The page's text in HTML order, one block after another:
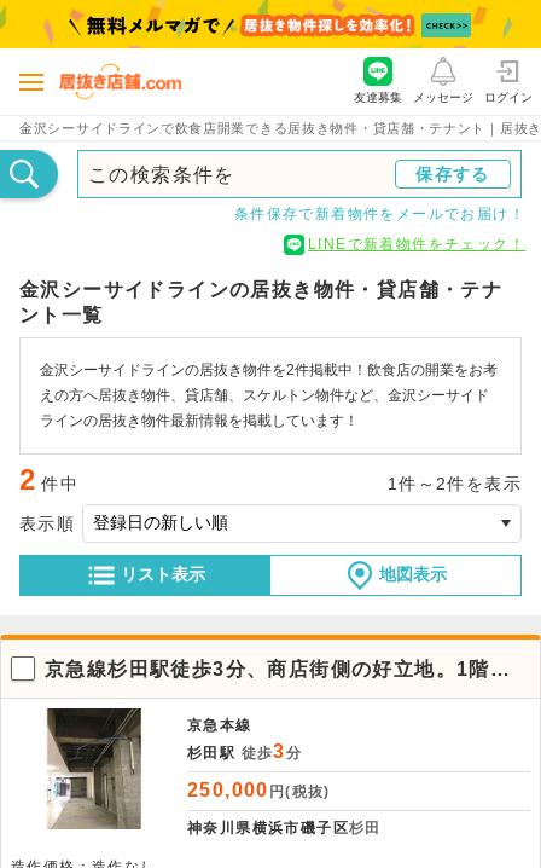
金沢シーサイドラインで飲食店開業できる居抜き物件・貸店舗・テナント｜居抜
友達募集 メッセージ ログイン
この検索条件を 保存する
条件保存で新着物件をメールでお届け！
LINEで新着物件をチェック！
金沢シーサイドラインの居抜き物件・貸店舗・テナ
ント一覧
金沢シーサイドラインの居抜き物件を2件掲載中！飲食店の開業をお考
えの方へ居抜き物件、貸店舗、スケルトン物件など、金沢シーサイド
ラインの居抜き物件最新情報を掲載しています！
2 件中 1件～2件を表示
リスト表示 地図表示
表示順
京急線杉田駅徒歩3分、商店街側の好立地。1階路
面貸店舗。
京急本線
杉田駅 徒歩3分
250,000 円(税抜)
神奈川県横浜市磯子区杉田